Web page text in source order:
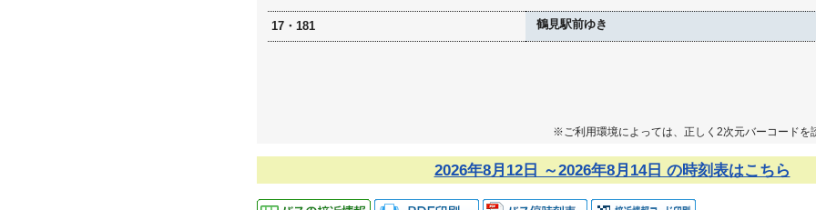
17・181 鶴見駅前ゆき
※ご利用環境によっては、正しく2次元バーコードを
2026年8月12日 ～2026年8月14日 の時刻表はこちら